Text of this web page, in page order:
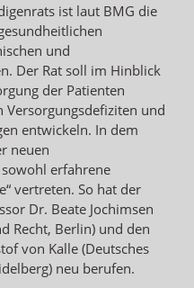
ist laut BMG die
und
Der Rat soll im Hinblick
der Patienten
und
entwickeln. In dem
neuen
erfahrene
vertreten. So hat der
Dr. Beate Jochimsen
Recht, Berlin) und den
von Kalle (Deutsches
neu berufen.